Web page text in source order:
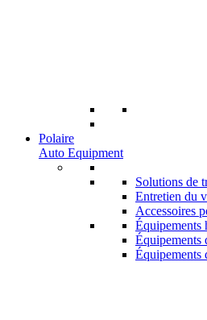
Polaire
Auto Equipment
Solutions de
Entretien du
Accessoires
Équipements
Équipements
Équipements